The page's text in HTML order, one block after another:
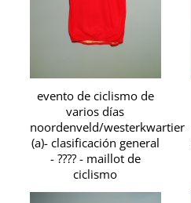
evento de ciclismo de
varios días
noordenveld/westerkwartier
(a)- clasificación general
- ???? - maillot de
ciclismo